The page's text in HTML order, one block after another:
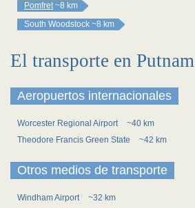
Pomfret ~8 km
South Woodstock ~8 km
El transporte en Putnam
Aeropuertos internacionales
Worcester Regional Airport
~40 km
Theodore Francis Green State
~42 km
Otros medios de transporte
Windham Airport
~32 km